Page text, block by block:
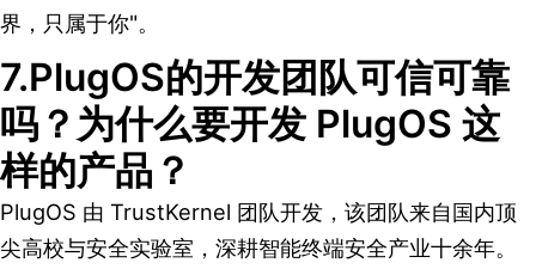
界，只属于你"。
7.PlugOS的开发团队可信可靠
吗？为什么要开发 PlugOS 这
样的产品？
PlugOS 由 TrustKernel 团队开发，该团队来自国内顶
尖高校与安全实验室，深耕智能终端安全产业十余年。